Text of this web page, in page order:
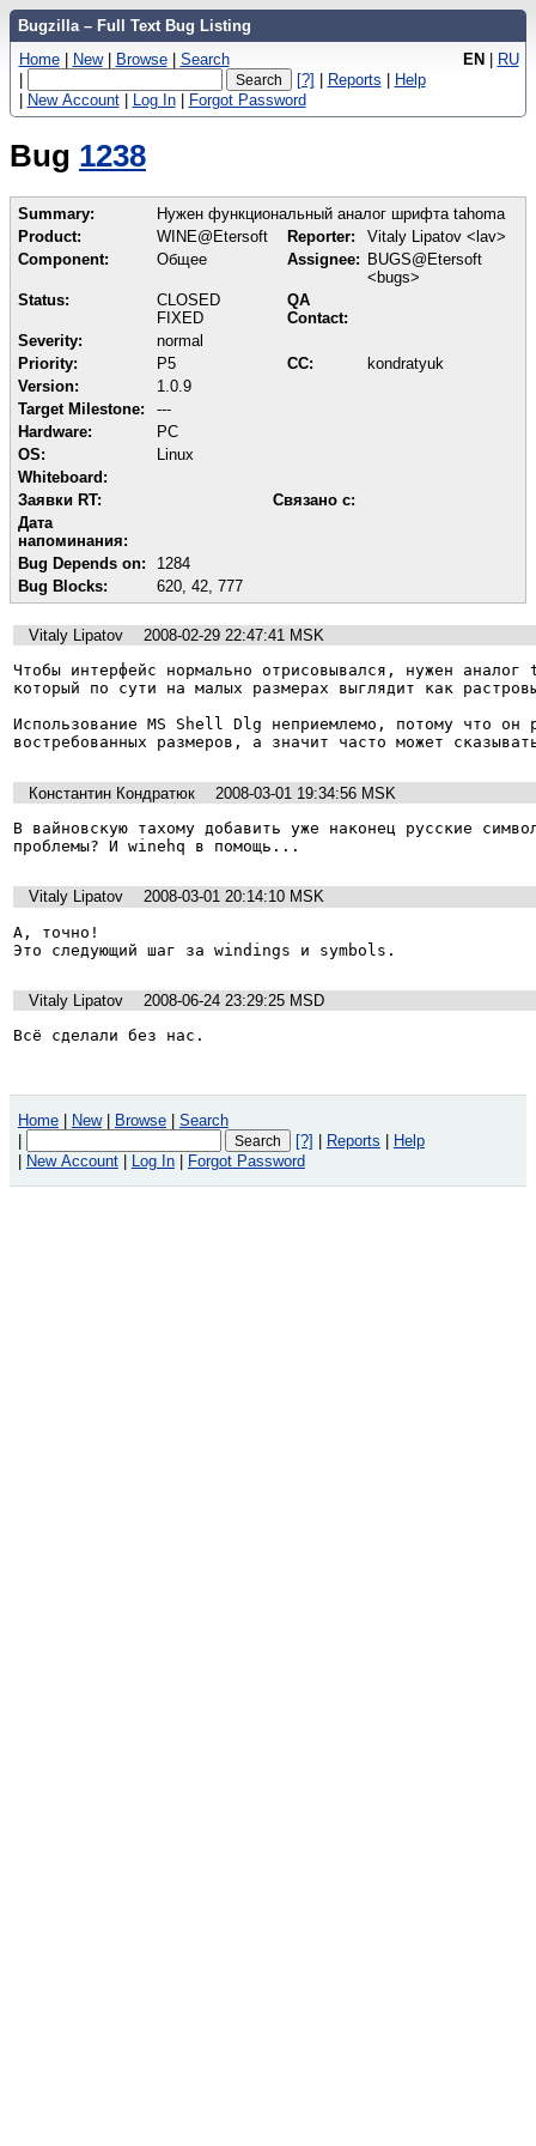
Bugzilla – Full Text Bug Listing
EN | RU
Home | New | Browse | Search
|
[?] | Reports | Help
| New Account | Log In | Forgot Password
Bug 1238
Summary:
Нужен функциональный аналог шрифта tahoma
Product:
WINE@Etersoft Reporter:
Vitaly Lipatov <lav>
Component:
Общее Assignee: BUGS@Etersoft
<bugs>
Status:
CLOSED
FIXED
QA
Contact:
Severity:
normal
Priority:
P5 CC:
kondratyuk
Version:
1.0.9
Target Milestone:
---
Hardware:
PC
OS:
Linux
Whiteboard:
Заявки RT:
Связано с:
Дата
напоминания:
Bug Depends on:
1284
Bug Blocks:
620 42 777
Vitaly Lipatov
2008-02-29 22:47:41 MSK
Чтобы интерфейс нормально отрисовывался, нужен аналог
который по сути на малых размерах выглядит как
Использование MS Shell Dlg неприемлемо, потому что он
востребованных размеров, а значит часто может
Константин Кондратюк
2008-03-01 19:34:56 MSK
В вайновскую тахому добавить уже наконец русские
проблемы? И winehq в помощь...
Vitaly Lipatov
2008-03-01 20:14:10 MSK
А, точно!
Это следующий шаг за windings и symbols.
Vitaly Lipatov
2008-06-24 23:29:25 MSD
Всё сделали без нас.
Home New Browse
Search
[?] Reports
Help
New Account Log In Forgot Password